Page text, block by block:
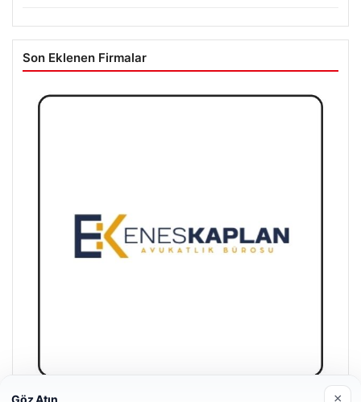
Son Eklenen Firmalar
Göz Atın ×